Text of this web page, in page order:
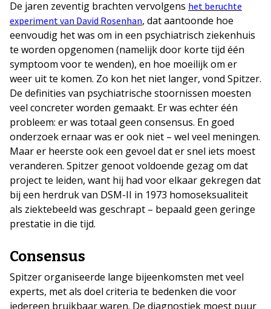
De jaren zeventig brachten vervolgens het beruchte
experiment van David Rosenhan, dat aantoonde hoe
eenvoudig het was om in een psychiatrisch ziekenhuis
te worden opgenomen (namelijk door korte tijd één
symptoom voor te wenden), en hoe moeilijk om er
weer uit te komen. Zo kon het niet langer, vond Spitzer.
De definities van psychiatrische stoornissen moesten
veel concreter worden gemaakt. Er was echter één
probleem: er was totaal geen consensus. En goed
onderzoek ernaar was er ook niet – wel veel meningen.
Maar er heerste ook een gevoel dat er snel iets moest
veranderen. Spitzer genoot voldoende gezag om dat
project te leiden, want hij had voor elkaar gekregen dat
bij een herdruk van DSM-II in 1973 homoseksualiteit
als ziektebeeld was geschrapt – bepaald geen geringe
prestatie in die tijd.
Consensus
Spitzer organiseerde lange bijeenkomsten met veel
experts, met als doel criteria te bedenken die voor
iedereen bruikbaar waren. De diagnostiek moest puur